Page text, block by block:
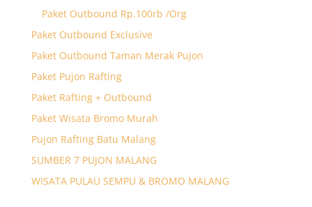
Paket Outbound Rp.100rb /Org
Paket Outbound Exclusive
Paket Outbound Taman Merak Pujon
Paket Pujon Rafting
Paket Rafting + Outbound
Paket Wisata Bromo Murah
Pujon Rafting Batu Malang
SUMBER 7 PUJON MALANG
WISATA PULAU SEMPU & BROMO MALANG